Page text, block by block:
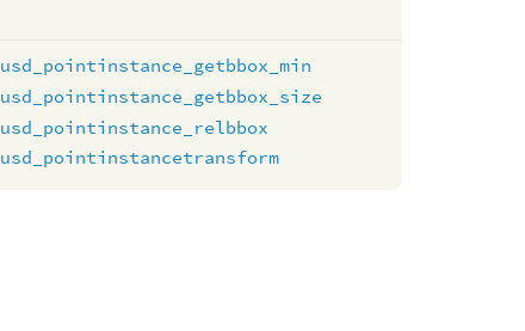
usd_pointinstance_getbbox_min
usd_pointinstance_getbbox_size
usd_pointinstance_relbbox
usd_pointinstancetransform